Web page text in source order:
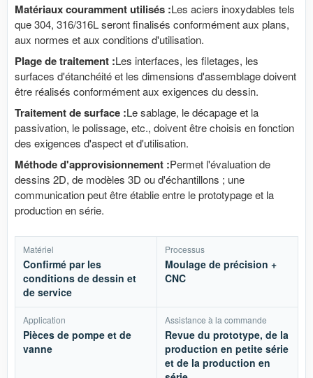
Matériaux couramment utilisés :Les aciers inoxydables tels
que 304, 316/316L seront finalisés conformément aux plans,
aux normes et aux conditions d'utilisation.
Plage de traitement :Les interfaces, les filetages, les
surfaces d'étanchéité et les dimensions d'assemblage doivent
être réalisés conformément aux exigences du dessin.
Traitement de surface :Le sablage, le décapage et la
passivation, le polissage, etc., doivent être choisis en fonction
des exigences d'aspect et d'utilisation.
Méthode d'approvisionnement :Permet l'évaluation de
dessins 2D, de modèles 3D ou d'échantillons ; une
communication peut être établie entre le prototypage et la
production en série.
Matériel
Confirmé par les
conditions de dessin et
de service
Processus
Moulage de précision +
CNC
Application
Pièces de pompe et de
vanne
Assistance à la commande
Revue du prototype, de la
production en petite série
et de la production en